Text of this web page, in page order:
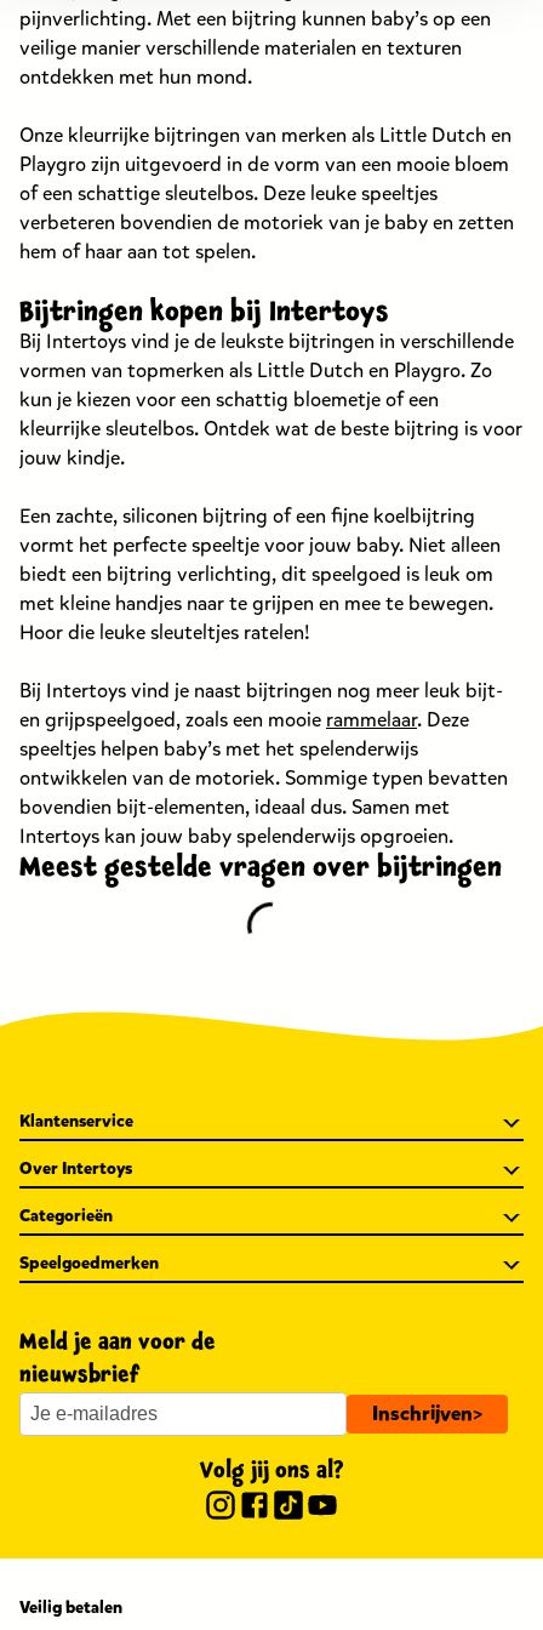
pijnverlichting. Met een bijtring kunnen baby’s op een
veilige manier verschillende materialen en texturen
ontdekken met hun mond.
Onze kleurrijke bijtringen van merken als Little Dutch en
Playgro zijn uitgevoerd in de vorm van een mooie bloem
of een schattige sleutelbos. Deze leuke speeltjes
verbeteren bovendien de motoriek van je baby en zetten
hem of haar aan tot spelen.
Bijtringen kopen bij Intertoys
Bij Intertoys vind je de leukste bijtringen in verschillende
vormen van topmerken als Little Dutch en Playgro. Zo
kun je kiezen voor een schattig bloemetje of een
kleurrijke sleutelbos. Ontdek wat de beste bijtring is voor
jouw kindje.
Een zachte, siliconen bijtring of een fijne koelbijtring
vormt het perfecte speeltje voor jouw baby. Niet alleen
biedt een bijtring verlichting, dit speelgoed is leuk om
met kleine handjes naar te grijpen en mee te bewegen.
Hoor die leuke sleuteltjes ratelen!
Bij Intertoys vind je naast bijtringen nog meer leuk bijt-
en grijpspeelgoed, zoals een mooie rammelaar. Deze
speeltjes helpen baby’s met het spelenderwijs
ontwikkelen van de motoriek. Sommige typen bevatten
bovendien bijt-elementen, ideaal dus. Samen met
Intertoys kan jouw baby spelenderwijs opgroeien.
Meest gestelde vragen over bijtringen
Klantenservice
Over Intertoys
Categorieën
Speelgoedmerken
Meld je aan voor de
nieuwsbrief
Inschrijven>
Volg jij ons al?
Veilig betalen